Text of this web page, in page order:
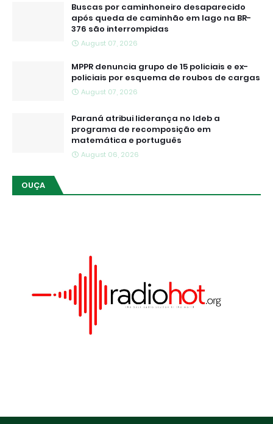
Buscas por caminhoneiro desaparecido
após queda de caminhão em lago na BR-
376 são interrompidas
August 07, 2026
MPPR denuncia grupo de 15 policiais e ex-
policiais por esquema de roubos de cargas
August 07, 2026
Paraná atribui liderança no Ideb a
programa de recomposição em
matemática e português
August 06, 2026
OUÇA